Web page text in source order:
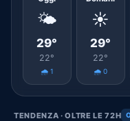
🌤️
29°
22°
🌧️ 1
☀️
29°
22°
🌧️ 0
TENDENZA · OLTRE LE 72H